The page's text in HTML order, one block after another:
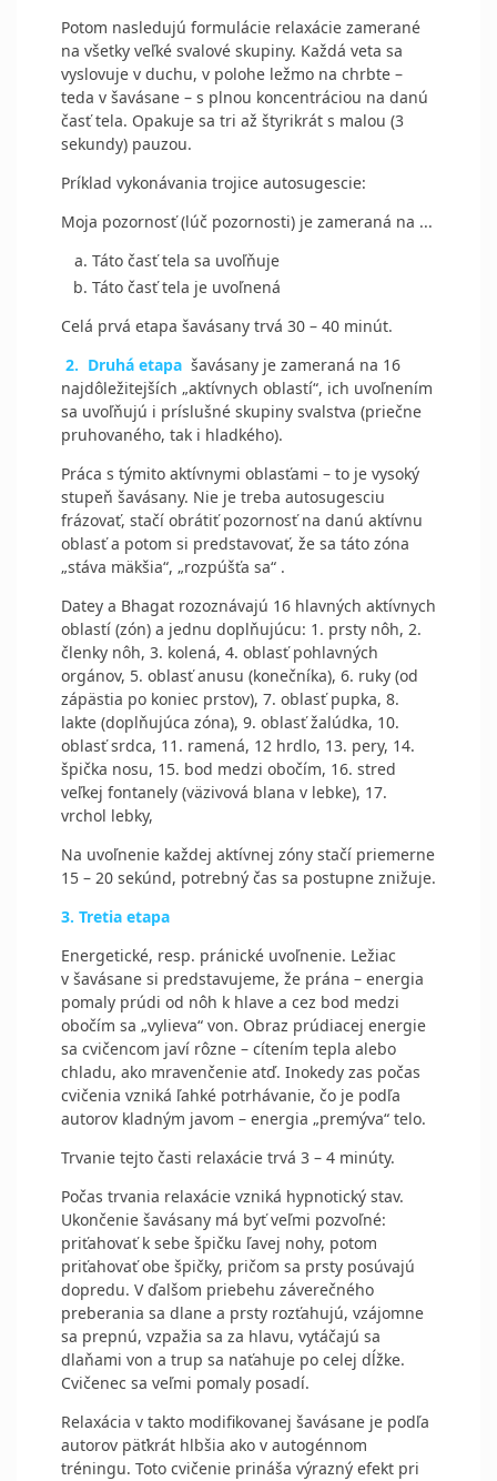
Potom nasledujú formulácie relaxácie zamerané
na všetky veľké svalové skupiny. Každá veta sa
vyslovuje v duchu, v polohe ležmo na chrbte –
teda v šavásane – s plnou koncentráciou na danú
časť tela. Opakuje sa tri až štyrikrát s malou (3
sekundy) pauzou.
Príklad vykonávania trojice autosugescie:
Moja pozornosť (lúč pozornosti) je zameraná na ...
Táto časť tela sa uvoľňuje
Táto časť tela je uvoľnená
Celá prvá etapa šavásany trvá 30 – 40 minút.
2. Druhá etapa šavásany je zameraná na 16
najdôležitejších „aktívnych oblastí“, ich uvoľnením
sa uvoľňujú i príslušné skupiny svalstva (priečne
pruhovaného, tak i hladkého).
Práca s týmito aktívnymi oblasťami – to je vysoký
stupeň šavásany. Nie je treba autosugesciu
frázovať, stačí obrátiť pozornosť na danú aktívnu
oblasť a potom si predstavovať, že sa táto zóna
„stáva mäkšia“, „rozpúšťa sa“ .
Datey a Bhagat rozoznávajú 16 hlavných aktívnych
oblastí (zón) a jednu doplňujúcu: 1. prsty nôh, 2.
členky nôh, 3. kolená, 4. oblasť pohlavných
orgánov, 5. oblasť anusu (konečníka), 6. ruky (od
zápästia po koniec prstov), 7. oblasť pupka, 8.
lakte (doplňujúca zóna), 9. oblasť žalúdka, 10.
oblasť srdca, 11. ramená, 12 hrdlo, 13. pery, 14.
špička nosu, 15. bod medzi obočím, 16. stred
veľkej fontanely (väzivová blana v lebke), 17.
vrchol lebky,
Na uvoľnenie každej aktívnej zóny stačí priemerne
15 – 20 sekúnd, potrebný čas sa postupne znižuje.
3. Tretia etapa
Energetické, resp. pránické uvoľnenie. Ležiac
v šavásane si predstavujeme, že prána – energia
pomaly prúdi od nôh k hlave a cez bod medzi
obočím sa „vylieva“ von. Obraz prúdiacej energie
sa cvičencom javí rôzne – cítením tepla alebo
chladu, ako mravenčenie atď. Inokedy zas počas
cvičenia vzniká ľahké potrhávanie, čo je podľa
autorov kladným javom – energia „premýva“ telo.
Trvanie tejto časti relaxácie trvá 3 – 4 minúty.
Počas trvania relaxácie vzniká hypnotický stav.
Ukončenie šavásany má byť veľmi pozvoľné:
priťahovať k sebe špičku ľavej nohy, potom
priťahovať obe špičky, pričom sa prsty posúvajú
dopredu. V ďalšom priebehu záverečného
preberania sa dlane a prsty rozťahujú, vzájomne
sa prepnú, vzpažia sa za hlavu, vytáčajú sa
dlaňami von a trup sa naťahuje po celej dĺžke.
Cvičenec sa veľmi pomaly posadí.
Relaxácia v takto modifikovanej šavásane je podľa
autorov päťkrát hlbšia ako v autogénnom
tréningu. Toto cvičenie prináša výrazný efekt pri